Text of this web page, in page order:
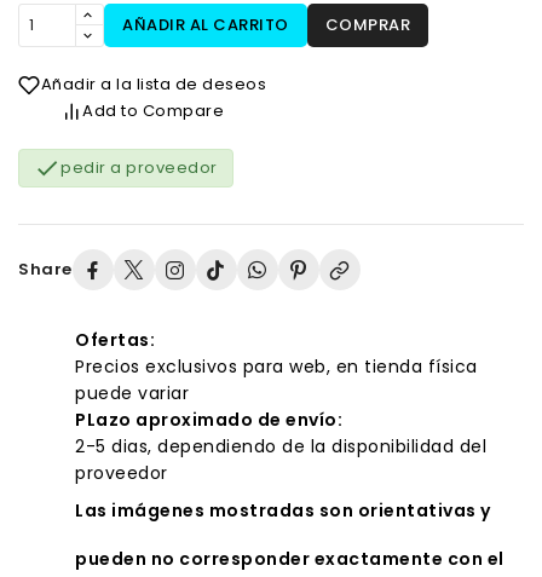
AÑADIR AL CARRITO COMPRAR
Añadir a la lista de deseos
Add to Compare
pedir a proveedor
Share
Ofertas:
Precios exclusivos para web, en tienda física
puede variar
PLazo aproximado de envío:
2-5 dias, dependiendo de la disponibilidad del
proveedor
Las imágenes mostradas son orientativas y
pueden no corresponder exactamente con el